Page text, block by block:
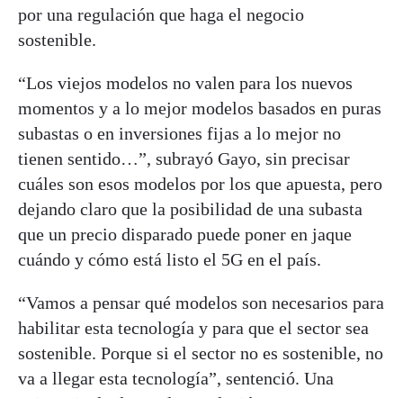
por una regulación que haga el negocio
sostenible.
“Los viejos modelos no valen para los nuevos
momentos y a lo mejor modelos basados en puras
subastas o en inversiones fijas a lo mejor no
tienen sentido…”, subrayó Gayo, sin precisar
cuáles son esos modelos por los que apuesta, pero
dejando claro que la posibilidad de una subasta
que un precio disparado puede poner en jaque
cuándo y cómo está listo el 5G en el país.
“Vamos a pensar qué modelos son necesarios para
habilitar esta tecnología y para que el sector sea
sostenible. Porque si el sector no es sostenible, no
va a llegar esta tecnología”, sentenció. Una